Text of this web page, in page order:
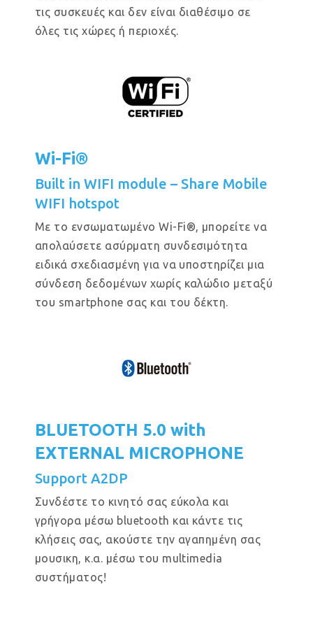
τις συσκευές και δεν είναι διαθέσιμο σε
όλες τις χώρες ή περιοχές.
Wi-Fi®
Built in WIFI module – Share Mobile
WIFI hotspot
Με το ενσωματωμένο Wi-Fi®, μπορείτε να
απολαύσετε ασύρματη συνδεσιμότητα
ειδικά σχεδιασμένη για να υποστηρίζει μια
σύνδεση δεδομένων χωρίς καλώδιο μεταξύ
του smartphone σας και του δέκτη.
BLUETOOTH 5.0 with
EXTERNAL MICROPHONE
Support A2DP
Συνδέστε το κινητό σας εύκολα και
γρήγορα μέσω bluetooth και κάντε τις
κλήσεις σας, ακούστε την αγαπημένη σας
μουσικη, κ.α. μέσω του multimedia
συστήματος!